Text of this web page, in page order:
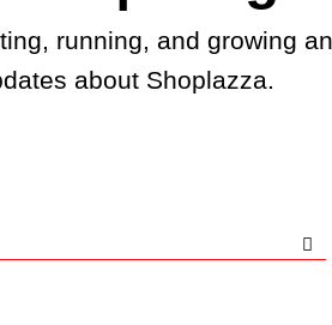
running, and growing
about Shoplazza.